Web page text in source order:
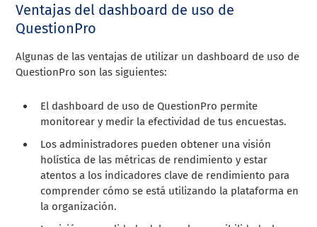
Ventajas del dashboard de uso de
QuestionPro
Algunas de las ventajas de utilizar un dashboard de uso de
QuestionPro son las siguientes:
El dashboard de uso de QuestionPro permite
monitorear y medir la efectividad de tus encuestas.
Los administradores pueden obtener una visión
holística de las métricas de rendimiento y estar
atentos a los indicadores clave de rendimiento para
comprender cómo se está utilizando la plataforma en
la organización.